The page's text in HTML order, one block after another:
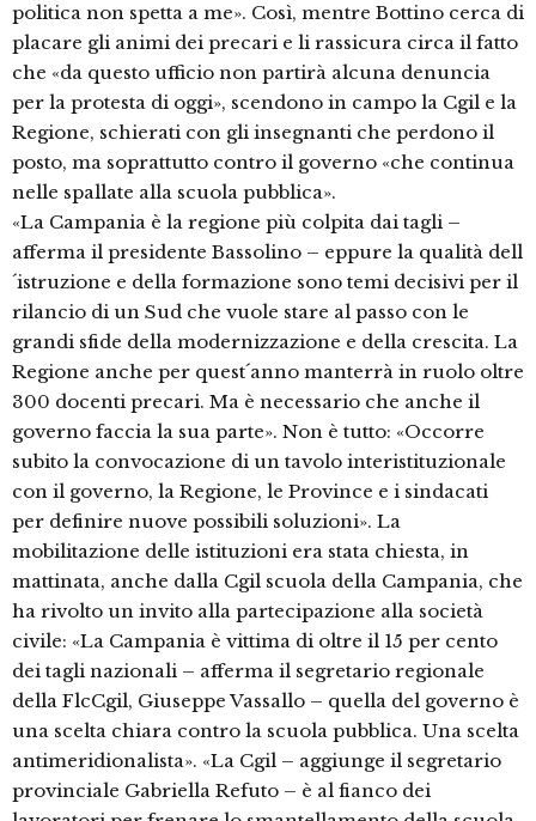
politica non spetta a me». Così, mentre Bottino cerca di
placare gli animi dei precari e li rassicura circa il fatto
che «da questo ufficio non partirà alcuna denuncia
per la protesta di oggi», scendono in campo la Cgil e la
Regione, schierati con gli insegnanti che perdono il
posto, ma soprattutto contro il governo «che continua
nelle spallate alla scuola pubblica».
«La Campania è la regione più colpita dai tagli –
afferma il presidente Bassolino – eppure la qualità dell
´istruzione e della formazione sono temi decisivi per il
rilancio di un Sud che vuole stare al passo con le
grandi sfide della modernizzazione e della crescita. La
Regione anche per quest´anno manterrà in ruolo oltre
300 docenti precari. Ma è necessario che anche il
governo faccia la sua parte». Non è tutto: «Occorre
subito la convocazione di un tavolo interistituzionale
con il governo, la Regione, le Province e i sindacati
per definire nuove possibili soluzioni». La
mobilitazione delle istituzioni era stata chiesta, in
mattinata, anche dalla Cgil scuola della Campania, che
ha rivolto un invito alla partecipazione alla società
civile: «La Campania è vittima di oltre il 15 per cento
dei tagli nazionali – afferma il segretario regionale
della FlcCgil, Giuseppe Vassallo – quella del governo è
una scelta chiara contro la scuola pubblica. Una scelta
antimeridionalista». «La Cgil – aggiunge il segretario
provinciale Gabriella Refuto – è al fianco dei